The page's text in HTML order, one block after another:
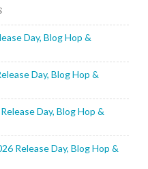
Day, Blog Hop &
Day, Blog Hop &
Day, Blog Hop &
Release Day, Blog Hop &